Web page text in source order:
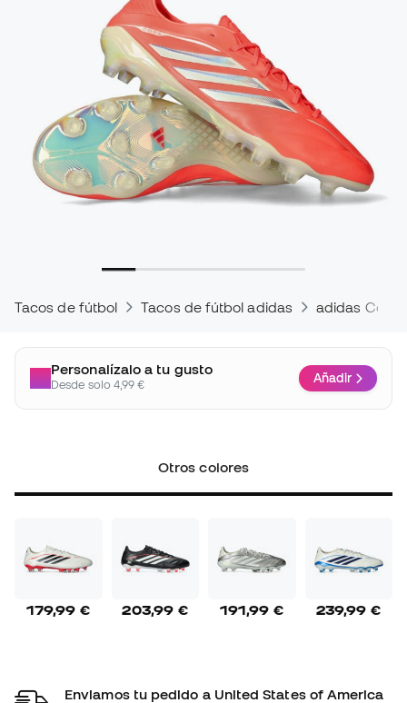
Tacos de fútbol Tacos de fútbol adidas adidas Copa
Personalízalo a tu gusto
Desde solo 4,99 € Añadir
Otros colores
179,99 € 203,99 € 191,99 € 239,99 €
Enviamos tu pedido a United States of America